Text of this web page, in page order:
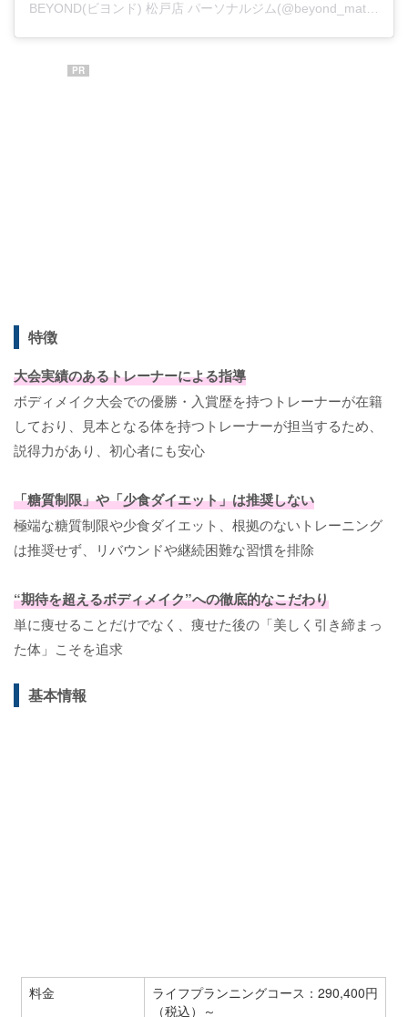
PR
特徴
大会実績のあるトレーナーによる指導
ボディメイク大会での優勝・入賞歴を持つトレーナーが在籍
しており、見本となる体を持つトレーナーが担当するため、
説得力があり、初心者にも安心
「糖質制限」や「少食ダイエット」は推奨しない
極端な糖質制限や少食ダイエット、根拠のないトレーニング
は推奨せず、リバウンドや継続困難な習慣を排除
“期待を超えるボディメイク”への徹底的なこだわり
単に痩せることだけでなく、痩せた後の「美しく引き締まっ
た体」こそを追求
基本情報
料金
ライフプランニングコース：290,400円
（税込）～